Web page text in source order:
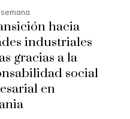
hacia
industriales
gracias a la
social
en